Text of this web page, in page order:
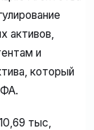
активов,
и
который
тыс,